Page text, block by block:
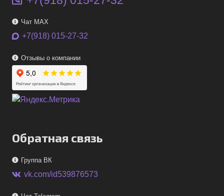
Чат MAX
+7(918) 015-27-32
Отзывы о компании
Обратная связь
Группа ВК
vk.com/id539876573